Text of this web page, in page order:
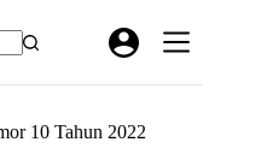
10 Tahun 2022